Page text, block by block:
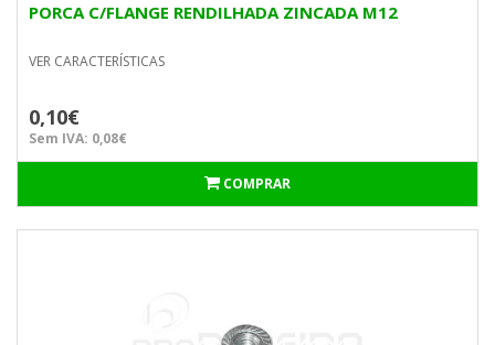
PORCA C/FLANGE RENDILHADA ZINCADA M12
VER CARACTERÍSTICAS
0,10€
Sem IVA: 0,08€
COMPRAR